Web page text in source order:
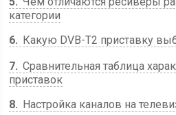
категории
6
Какую DVB-T2 приставку
7 Сравнительная таблица
приставок
8
Настройка каналов на